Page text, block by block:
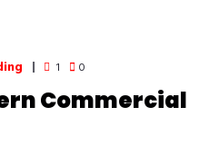
1 0
Commercial